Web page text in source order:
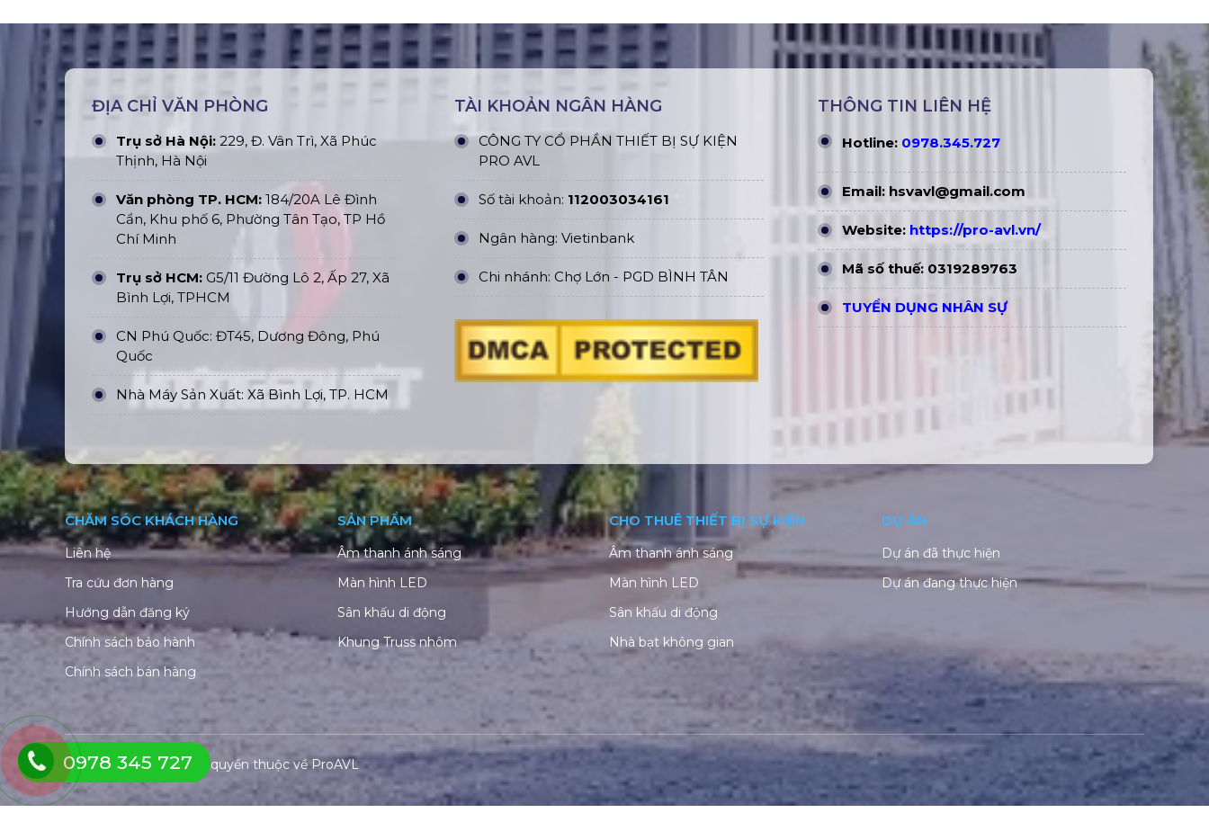
ĐỊA CHỈ VĂN PHÒNG
Trụ sở Hà Nội: 229, Đ. Vân Trì, Xã Phúc
Thịnh, Hà Nội
Văn phòng TP. HCM: 184/20A Lê Đình
Cẩn, Khu phố 6, Phường Tân Tạo, TP Hồ
Chí Minh
Trụ sở HCM: G5/11 Đường Lô 2, Ấp 27, Xã
Bình Lợi, TPHCM
CN Phú Quốc: ĐT45, Dương Đông, Phú
Quốc
Nhà Máy Sản Xuất: Xã Bình Lợi, TP. HCM
TÀI KHOẢN NGÂN HÀNG
CÔNG TY CỔ PHẦN THIẾT BỊ SỰ KIỆN
PRO AVL
Số tài khoản: 112003034161
Ngân hàng: Vietinbank
Chi nhánh: Chợ Lớn - PGD BÌNH TÂN
THÔNG TIN LIÊN HỆ
Hotline: 0978.345.727
Email: hsvavl@gmail.com
Website: https://pro-avl.vn/
Mã số thuế: 0319289763
TUYỂN DỤNG NHÂN SỰ
CHĂM SÓC KHÁCH HÀNG
Liên hệ
Tra cứu đơn hàng
Hướng dẫn đăng ký
Chính sách bảo hành
Chính sách bán hàng
SẢN PHẨM
Âm thanh ánh sáng
Màn hình LED
Sân khấu di động
Khung Truss nhôm
CHO THUÊ THIẾT BỊ SỰ KIỆN
Âm thanh ánh sáng
Màn hình LED
Sân khấu di động
Nhà bạt không gian
DỰ ÁN
Dự án đã thực hiện
Dự án đang thực hiện
© Copyright 2026. Bản quyền thuộc vềProAVL
0978 345 727